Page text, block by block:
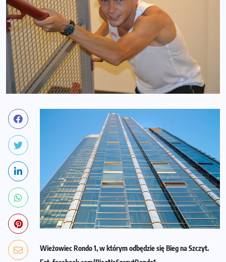
Wieżowiec Rondo 1, w którym odbędzie się Bieg na Szczyt.